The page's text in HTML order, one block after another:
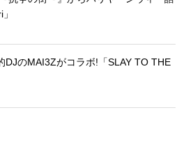
DJのMAI3Zがコラボ!「SLAY TO THE